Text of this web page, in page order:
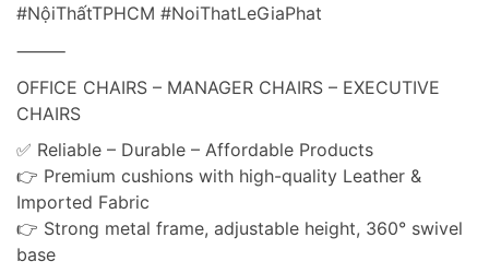
#NộiThấtTPHCM #NoiThatLeGiaPhat
⸻
OFFICE CHAIRS – MANAGER CHAIRS – EXECUTIVE
CHAIRS
✅ Reliable – Durable – Affordable Products
👉 Premium cushions with high-quality Leather &
Imported Fabric
👉 Strong metal frame, adjustable height, 360° swivel
base